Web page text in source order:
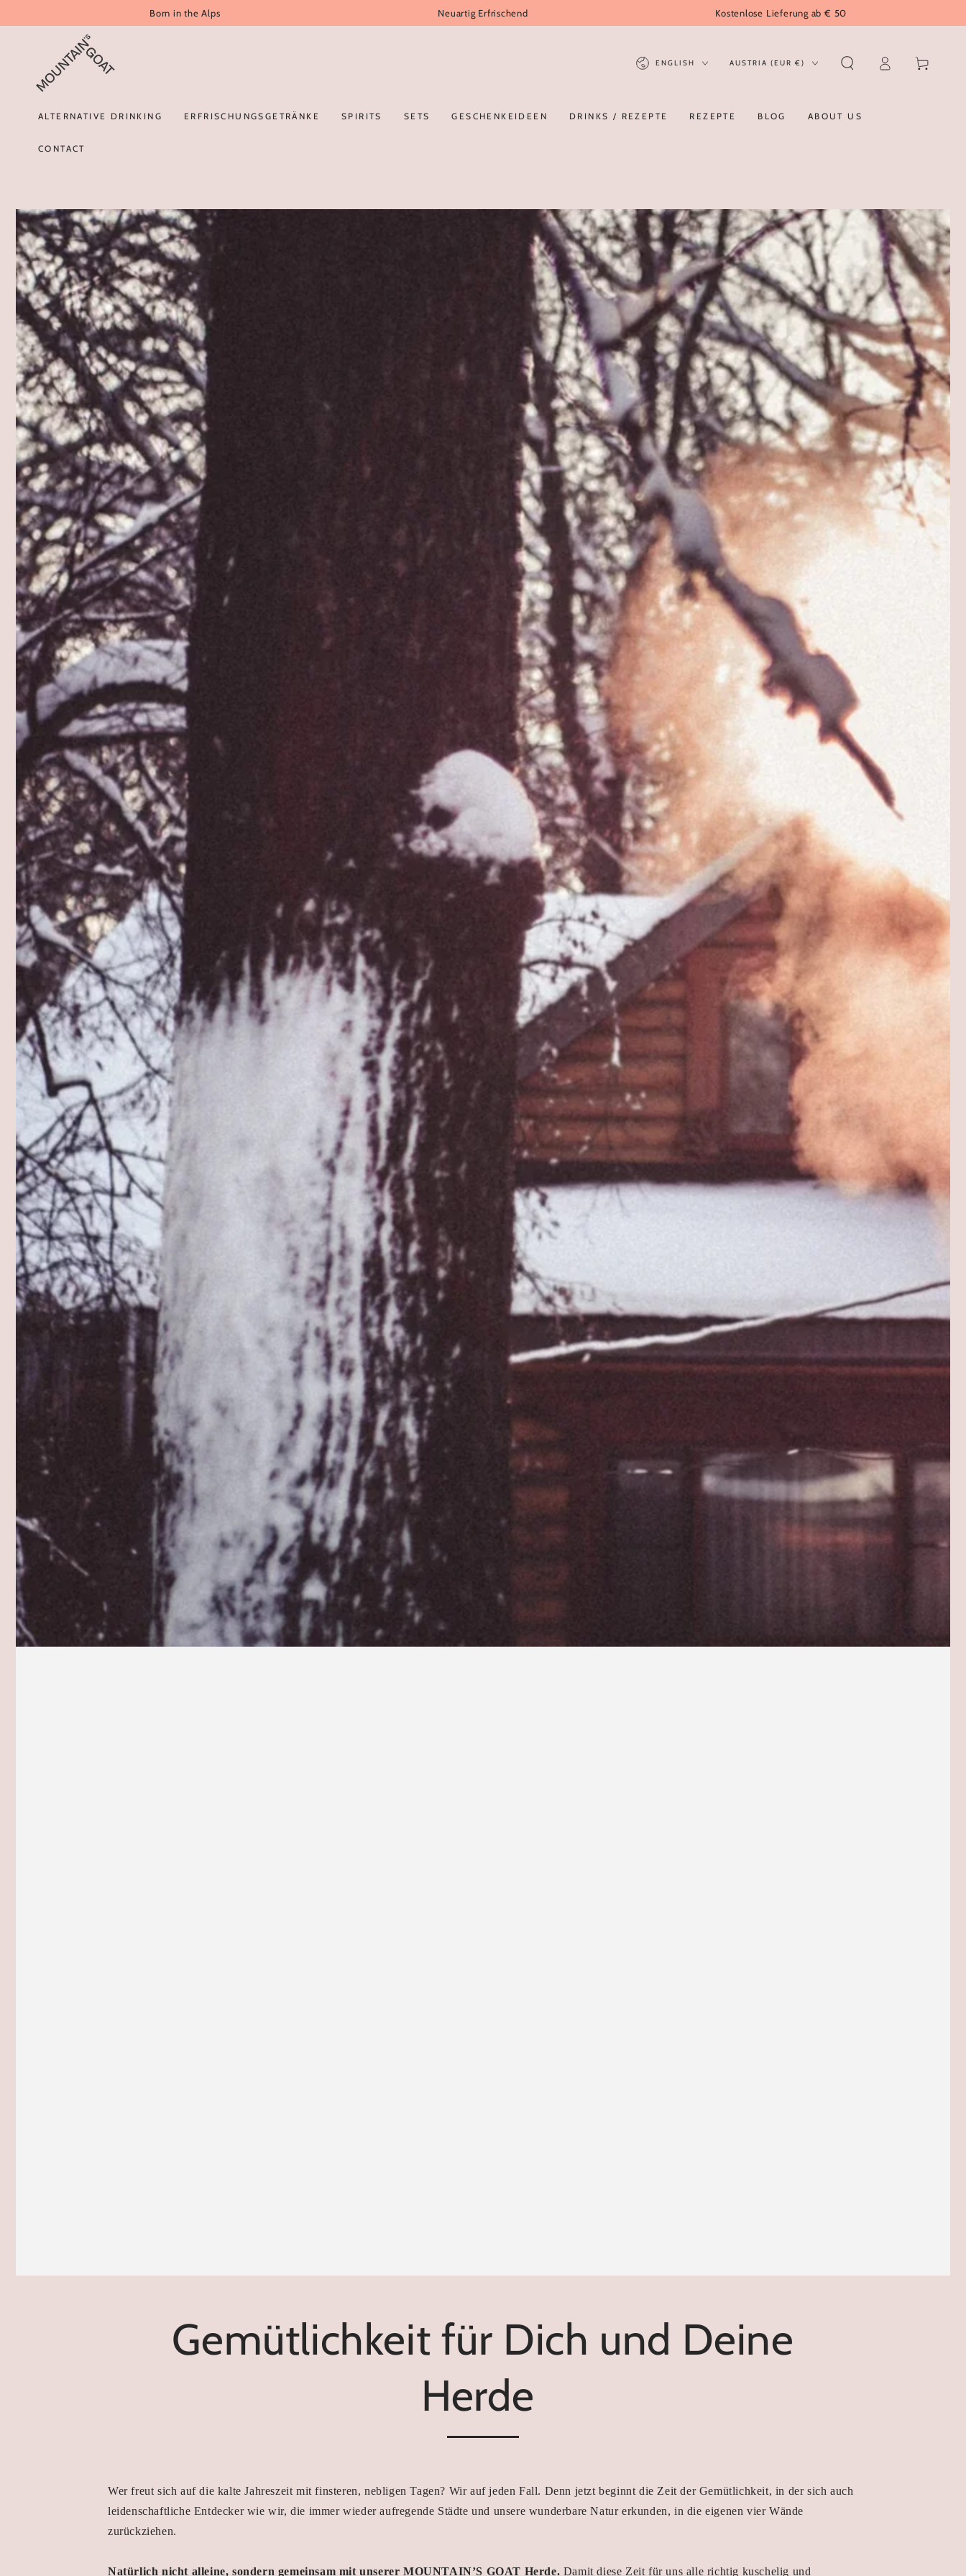
Born in the Alps Neuartig Erfrischend Kostenlose Lieferung ab € 50
ALTERNATIVE DRINKING ERFRISCHUNGSGETRÄNKE SPIRITS SETS GESCHENKEIDEEN DRINKS / REZEPTE REZEPTE BLOG ABOUT US
CONTACT
Language
ENGLISH Country/region
AUSTRIA (EUR €)
in
Cart
Gemütlichkeit für Dich und Deine
Herde
Wer freut sich auf die kalte Jahreszeit mit finsteren, nebligen Tagen? Wir auf jeden Fall. Denn jetzt beginnt die Zeit der Gemütlichkeit, in der sich auch
leidenschaftliche Entdecker wie wir, die immer wieder aufregende Städte und unsere wunderbare Natur erkunden, in die eigenen vier Wände
zurückziehen.
Natürlich nicht alleine, sondern gemeinsam mit unserer MOUNTAIN’S GOAT Herde. Damit diese Zeit für uns alle richtig kuschelig und